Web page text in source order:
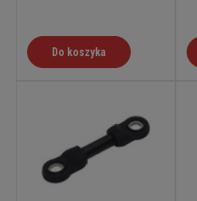
Do koszyka